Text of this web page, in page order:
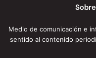
Medio de comunicación e
sentido al contenido